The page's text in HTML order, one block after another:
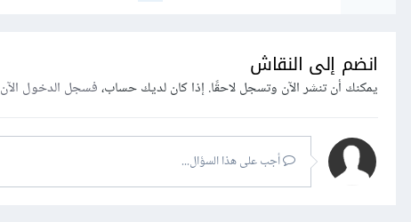
انضم إلى النقاش
يمكنك أن تنشر الآن وتسجل لاحقًا. إذا كان لديك حساب،فسجل الدخول الآن
أجب على هذا السؤال...